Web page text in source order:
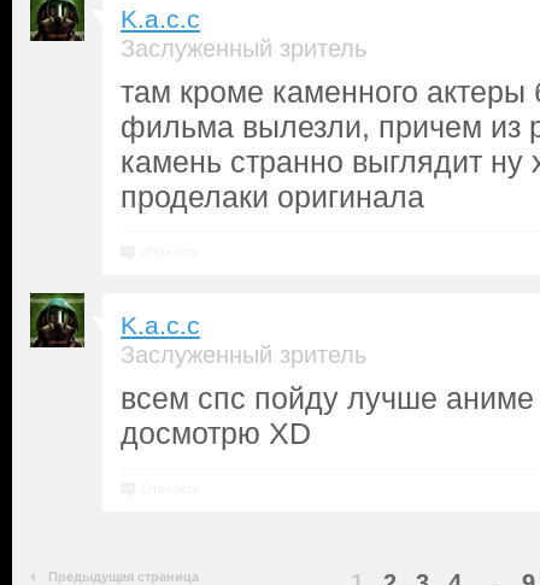
K.a.c.c
Заслуженный зритель
там кроме каменного актеры
фильма вылезли, причем из
камень странно выглядит ну
проделаки оригинала
K.a.c.c
Заслуженный зритель
всем спс пойду лучше аниме
досмотрю XD
Предыдущая страница